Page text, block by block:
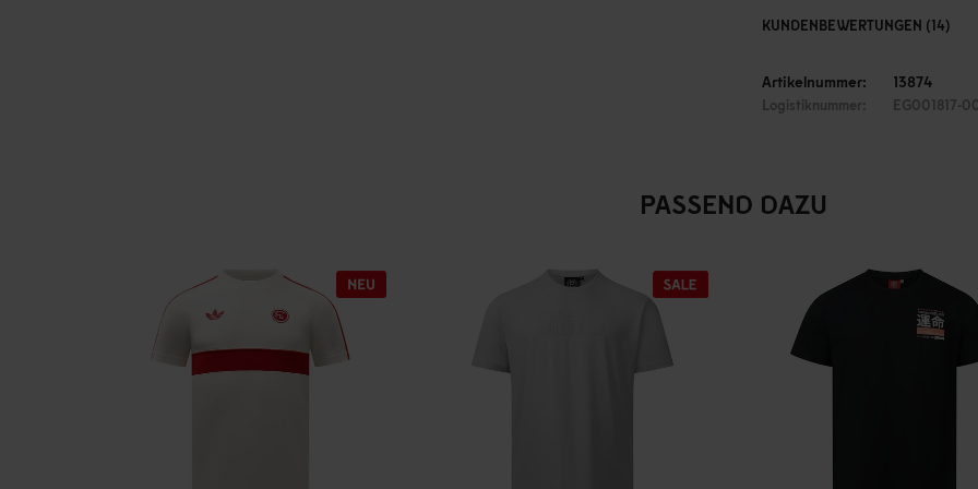
KUNDENBEWERTUNGEN (14)
Artikelnummer: 13874
Logistiknummer: EG001817-
PASSEND DAZU